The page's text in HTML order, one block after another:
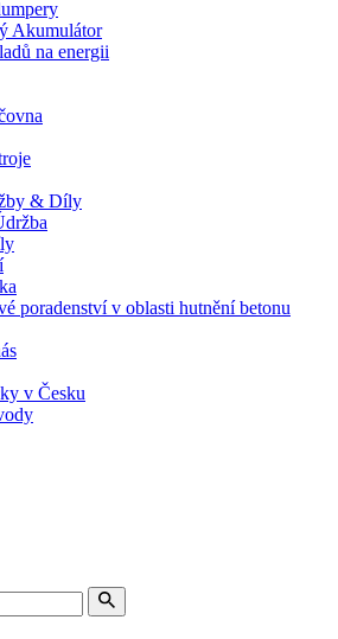
Akumulátor
na energii
& Díly
poradenství v oblasti hutnění betonu
v Česku